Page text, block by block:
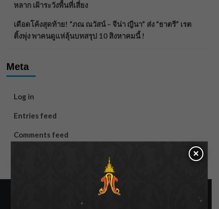
หลาก เฝ้าระวังพื้นที่เสี่ยง
เดือดโค้งสุดท้าย! “ภณ ณวัสน์ – จีน่า ญีนา” ส่ง “ธาตรี” เรต
ติ้งพุ่ง พาคนดูแห่ลุ้นบทสรุป 10 สิงหาคมนี้ !
Meta
Log in
Entries feed
Comments feed
×